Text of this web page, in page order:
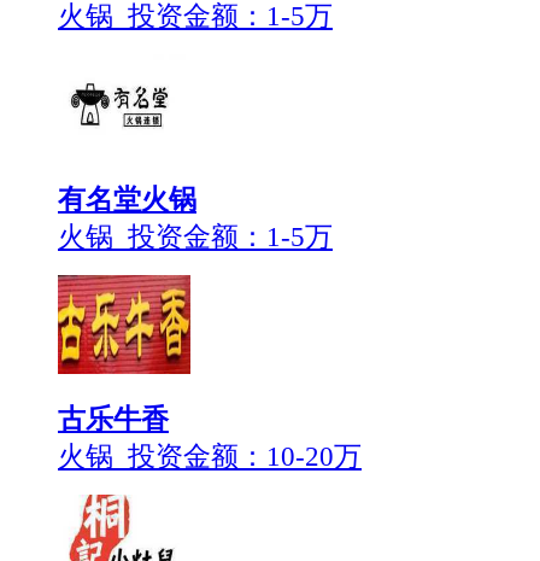
火锅 投资金额： 1-5万
有名堂火锅
火锅 投资金额： 1-5万
古乐牛香
火锅 投资金额： 10-20万